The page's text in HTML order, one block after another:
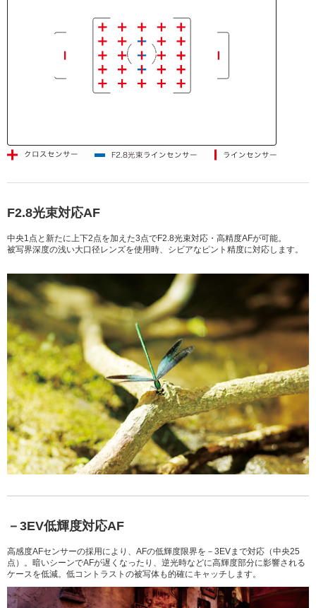
F2.8光束対応AF
中央1点と新たに上下2点を加えた3点でF2.8光束対応・高精度AFが可能。
被写界深度の浅い大口径レンズを使用時、シビアなピント精度に対応します。
－3EV低輝度対応AF
高感度AFセンサーの採用により、AFの低輝度限界を－3EVまで対応（中央25
点）。暗いシーンでAFが遅くなったり、逆光時などに高輝度部分に影響される
ケースを低減。低コントラストの被写体も的確にキャッチします。